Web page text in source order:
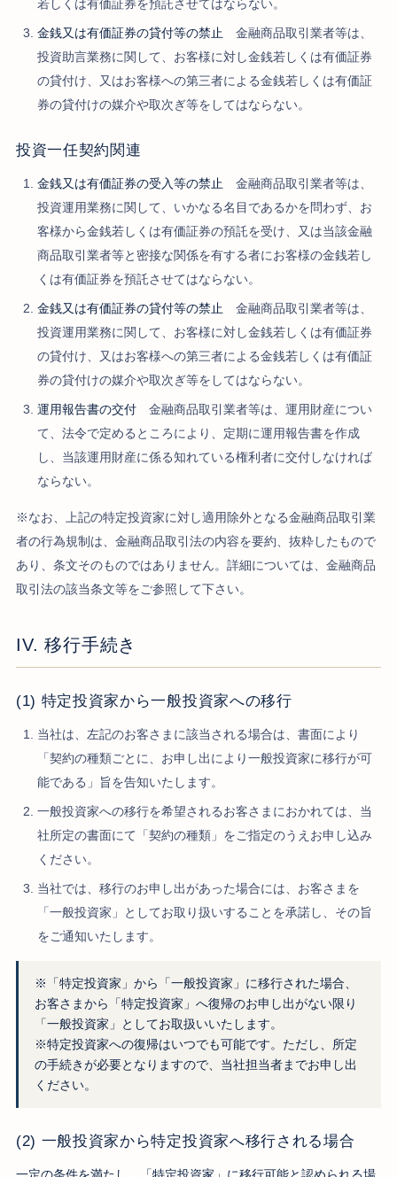
若しくは有価証券を預託させてはならない。
金銭又は有価証券の貸付等の禁止
金融商品取引業者等は、
投資助言業務に関して、お客様に対し金銭若しくは有価証券
の貸付け、又はお客様への第三者による金銭若しくは有価証
券の貸付けの媒介や取次ぎ等をしてはならない。
投資一任契約関連
金銭又は有価証券の受入等の禁止
金融商品取引業者等は、
投資運用業務に関して、いかなる名目であるかを問わず、お
客様から金銭若しくは有価証券の預託を受け、又は当該金融
商品取引業者等と密接な関係を有する者にお客様の金銭若し
くは有価証券を預託させてはならない。
金銭又は有価証券の貸付等の禁止
金融商品取引業者等は、
投資運用業務に関して、お客様に対し金銭若しくは有価証券
の貸付け、又はお客様への第三者による金銭若しくは有価証
券の貸付けの媒介や取次ぎ等をしてはならない。
運用報告書の交付 金融商品取引業者等は、運用財産につい
て、法令で定めるところにより、定期に運用報告書を作成
し、当該運用財産に係る知れている権利者に交付しなければ
ならない。
※なお、上記の特定投資家に対し適用除外となる金融商品取引業
者の行為規制は、金融商品取引法の内容を要約、抜粋したもので
あり、条文そのものではありません。詳細については、金融商品
取引法の該当条文等をご参照して下さい。
IV. 移行手続き
(1) 特定投資家から一般投資家への移行
当社は、左記のお客さまに該当される場合は、書面により
「契約の種類ごとに、お申し出により一般投資家に移行が可
能である」旨を告知いたします。
一般投資家への移行を希望されるお客さまにおかれては、当
社所定の書面にて「契約の種類」をご指定のうえお申し込み
ください。
当社では、移行のお申し出があった場合には、お客さまを
「一般投資家」としてお取り扱いすることを承諾し、その旨
をご通知いたします。
※「特定投資家」から「一般投資家」に移行された場合、
お客さまから「特定投資家」へ復帰のお申し出がない限り
「一般投資家」としてお取扱いいたします。
※特定投資家への復帰はいつでも可能です。ただし、所定
の手続きが必要となりますので、当社担当者までお申し出
ください。
(2) 一般投資家から特定投資家へ移行される場合